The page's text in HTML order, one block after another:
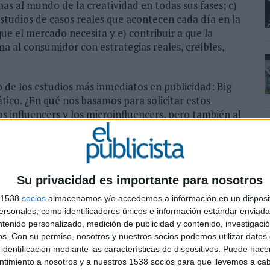
Su privacidad es importante para nosotros
socios almacenamos y/o accedemos a información en un
como identificadores únicos e información estándar
personalizado, medición de publicidad y contenido,
Con su permiso, nosotros y nuestros socios podemos utilizar datos
mediante las características de dispositivos. Puede
a nosotros y a nuestros 1538 socios para que llevemos a
al mundo de la creatividad en todas sus fases; c)
de casos reales que acontecen cada día en la
el mercado necesita y e) contribuir a que la
al consumidor con estrategias reales, creíbles,
los estudios más inmediatos en publicidad: Big
¿En qué nos basamos para solicitar estos
influencers y los microinfluencers, pero también al
el turismo, el deporte, el inbound
florecen en un mercado global, multicultural y
bienestar que por las marcas que antes lo
de los orígenes, para llegar a vislumbrar un
porque la tecnología, por sí sola no resuelve las
en España en pensar la publicidad desde la